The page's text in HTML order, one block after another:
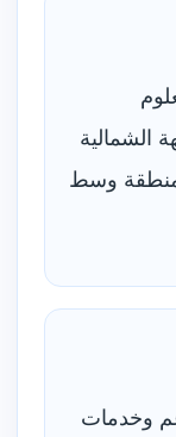
الشمالية
وسط
وخدمات